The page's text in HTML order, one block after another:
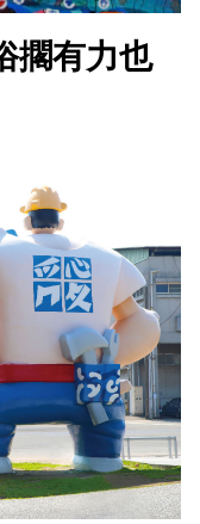
擱有力也